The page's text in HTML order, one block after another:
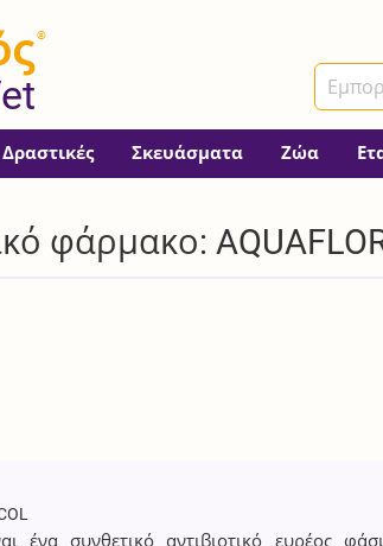
®
Δραστικές Σκευάσματα Ζώα
φάρμακο:
ένα συνθετικό αντιβιοτικό ευρέος